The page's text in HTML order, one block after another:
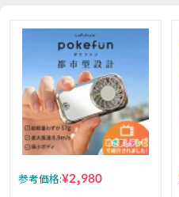
参考価格:¥2,980